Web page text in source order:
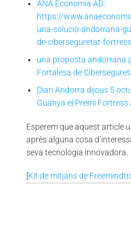
ANA Economia AD:
https://
una-solucio-andorrana-
de-ciberseguretat-
una proposta andorrana
Fortalesa de
Diari Andorra dijous 5
Guanya el Premi Fortress
Esperem que aquest article
après alguna cosa
seva tecnologia innovadora.
[Kit de mitjans de